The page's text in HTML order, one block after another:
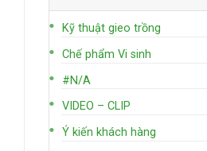
Kỹ thuật gieo trồng
Chế phẩm Vi sinh
#N/A
VIDEO – CLIP
Ý kiến khách hàng